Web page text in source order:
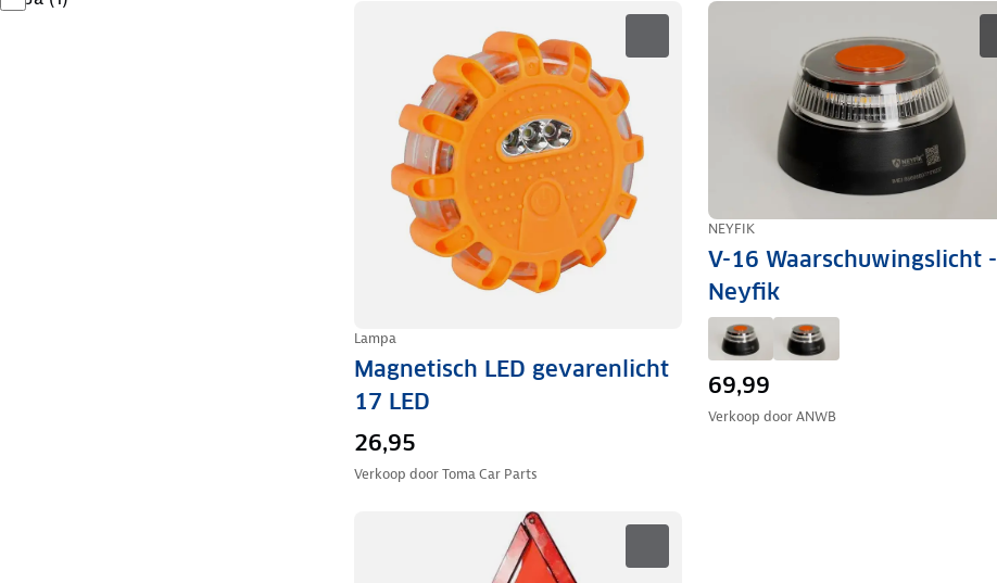
Lampa
Magnetisch LED gevarenlicht
17 LED
26,95
Verkoop doorToma Car Parts
NEYFIK
V-16 Waarschuwingslicht -
Neyfik
69,99
Verkoop doorANWB